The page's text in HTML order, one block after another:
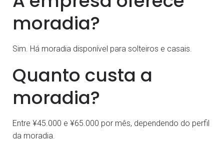
moradia?
Sim. Há moradia disponível para solteiros e casais.
Quanto custa a
moradia?
Entre ¥45.000 e ¥65.000 por mês, dependendo do perfil
da moradia.